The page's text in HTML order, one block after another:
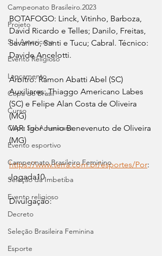
Campeonato Brasileiro.2023
Projeto
Sul-Americana
Evento Religioso
Lançamento
Copa do Brasil
Curso
Copa Sul-Americana
Evento esportivo
Campeonato Brasileiro Feminino
Seleção da Imbetiba
Evento religioso
Decreto
Seleção Brasileira Feminina
Esporte
BOTAFOGO: Linck, Vitinho, Barboza,
David Ricardo e Telles; Danilo, Freitas,
Savarino, Santi e Tucu; Cabral. Técnico:
Davide Ancelotti.
Árbitro: Ramon Abatti Abel (SC)
Auxiliares: Thiaggo Americano Labes
(SC) e Felipe Alan Costa de Oliveira
(MG)
VAR: Igor Junio Benevenuto de Oliveira
(MG)
https://www.terra.com.br/esportes/Por:
Jogada10
Divulgação: